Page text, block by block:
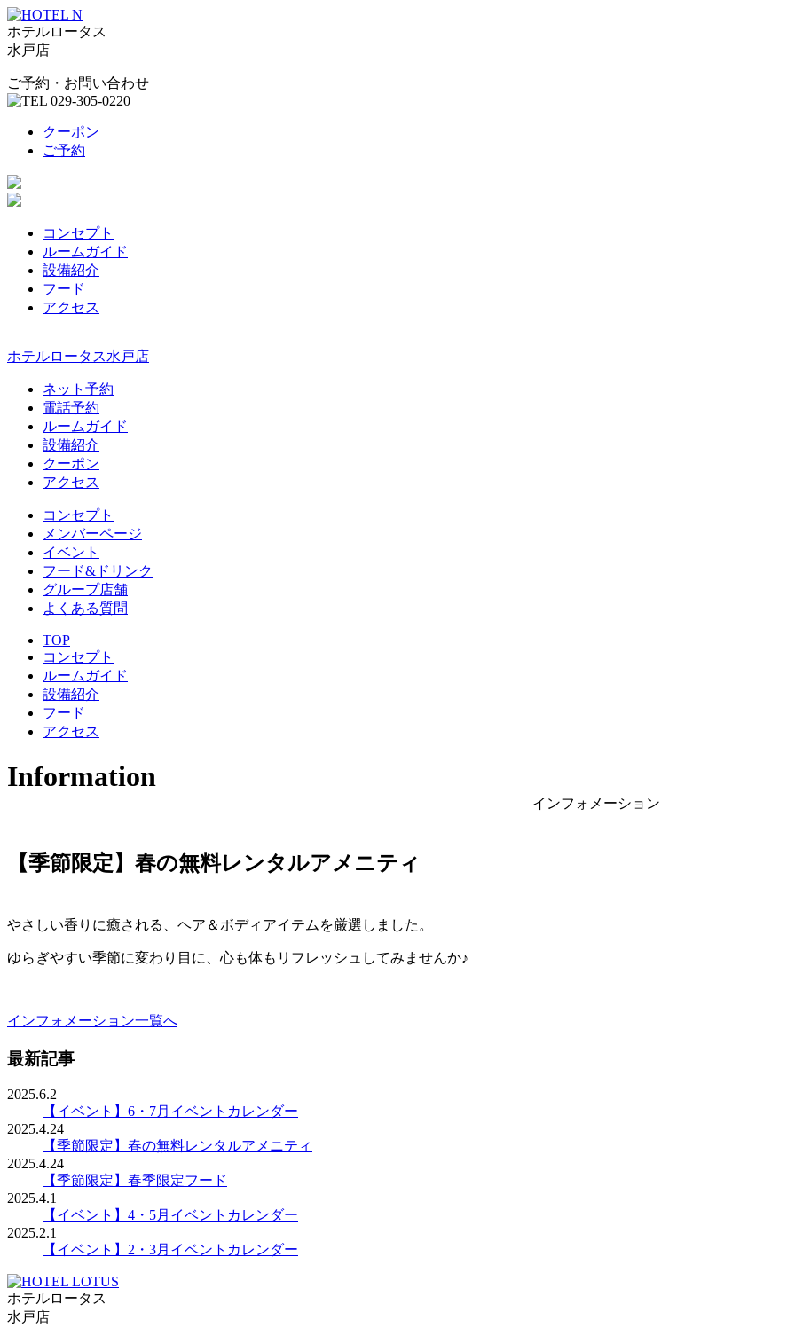
ホテルロータス
水戸店
ご予約・お問い合わせ
クーポン
ご予約
コンセプト
ルームガイド
設備紹介
フード
アクセス
ホテルロータス水戸店
ネット予約
電話予約
ルームガイド
設備紹介
クーポン
アクセス
コンセプト
メンバーページ
イベント
フード&ドリンク
グループ店舗
よくある質問
TOP
コンセプト
ルームガイド
設備紹介
フード
アクセス
Information
― インフォメーション ―
【季節限定】春の無料レンタルアメニティ
やさしい香りに癒される、ヘア＆ボディアイテムを厳選しました。
ゆらぎやすい季節に変わり目に、心も体もリフレッシュしてみませんか♪
インフォメーション一覧へ
最新記事
2025.6.2
【イベント】6・7月イベントカレンダー
2025.4.24
【季節限定】春の無料レンタルアメニティ
2025.4.24
【季節限定】春季限定フード
2025.4.1
【イベント】4・5月イベントカレンダー
2025.2.1
【イベント】2・3月イベントカレンダー
ホテルロータス
水戸店